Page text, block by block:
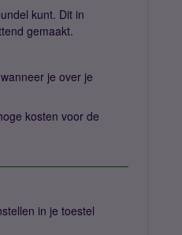
kunt. Dit in
gemaakt.
je over je
kosten voor de
in je toestel